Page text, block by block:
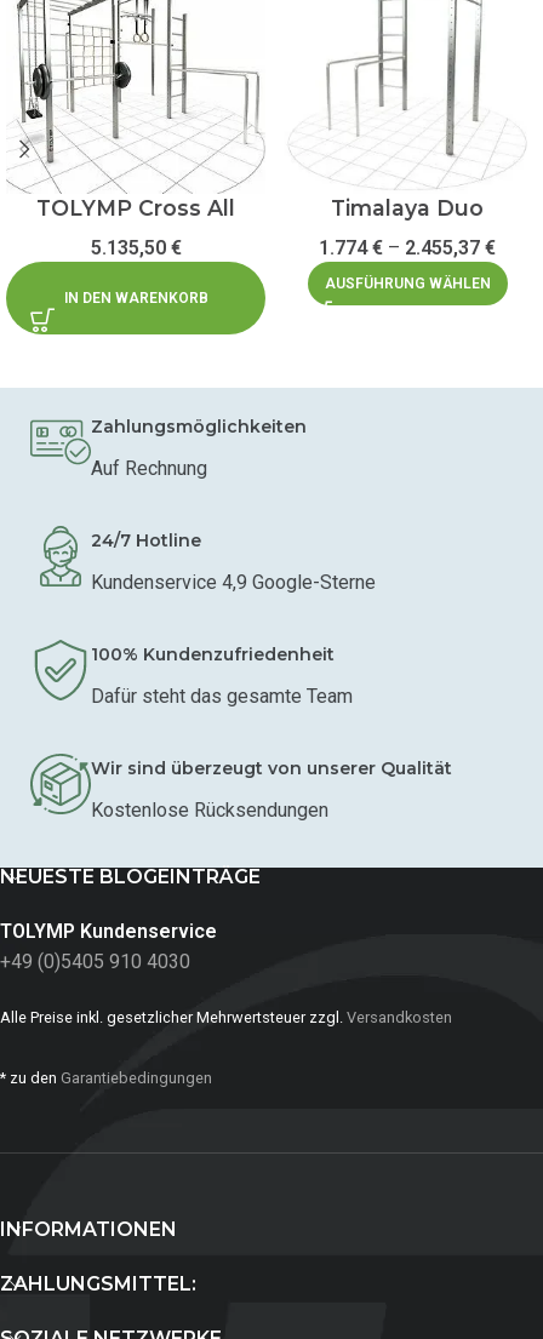
TOLYMP Cross All
5.135,50 €
IN DEN WARENKORB
Timalaya Duo
1.774€ – 2.455,37 €
AUSFÜHRUNG WÄHLEN
Zahlungsmöglichkeiten
Auf Rechnung
24/7 Hotline
Kundenservice 4,9 Google-Sterne
100% Kundenzufriedenheit
Dafür steht das gesamte Team
Wir sind überzeugt von unserer Qualität
Kostenlose Rücksendungen
NEUESTE BLOGEINTRÄGE
TOLYMP Kundenservice
+49 (0)5405 910 4030
Alle Preise inkl. gesetzlicher Mehrwertsteuer zzgl. Versandkosten
* zu den Garantiebedingungen
INFORMATIONEN
ZAHLUNGSMITTEL: